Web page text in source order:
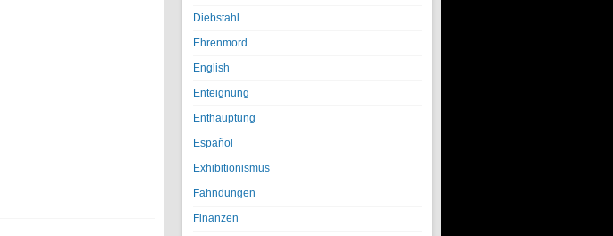
Diebstahl
Ehrenmord
English
Enteignung
Enthauptung
Español
Exhibitionismus
Fahndungen
Finanzen